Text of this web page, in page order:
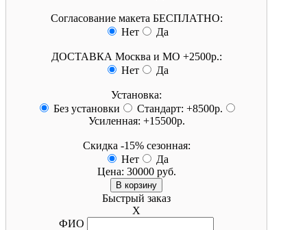
Согласование макета БЕСПЛАТНО:
Нет
Да
ДОСТАВКА Москва и МО +2500р.:
Нет
Да
Установка:
Без установки
Стандарт: +8500р.
Усиленная: +15500р.
Скидка -15% сезонная:
Нет
Да
Цена: 30000 руб.
Быстрый заказ
X
ФИО